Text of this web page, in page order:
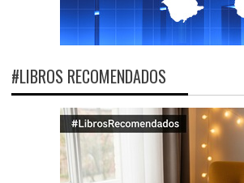
#LIBROS RECOMENDADOS